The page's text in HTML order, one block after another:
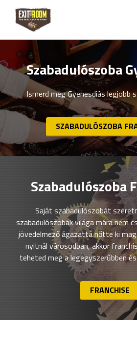
Szabadulószoba
Ismerd meg Gyenesdiás legjobb
SZABADULÓSZOBA
Szabadulószoba
Saját szabadulószobát
szabadulószobák világa mára nem
jövedelmező ágazattá nőtte ki
nyitnál városodban, akkor
teheted meg a legegyszerűbben
FRANCHISE